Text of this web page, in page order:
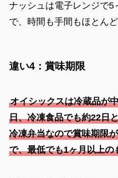
ナッシュは電子レンジで5
で、時間も手間もほとん
違い4：賞味期限
オイシックスは冷蔵品が
日、冷凍食品でも約22日
冷凍弁当なので賞味期限
で、最低でも1ヶ月以上の